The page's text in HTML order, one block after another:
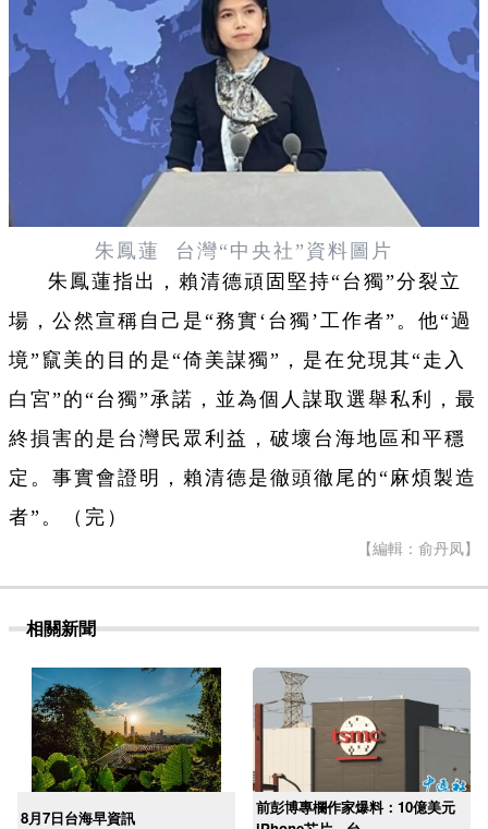
朱鳳蓮 台灣“中央社”資料圖片
朱鳳蓮指出，賴清德頑固堅持“台獨”分裂立
場，公然宣稱自己是“務實‘台獨’工作者”。他“過
境”竄美的目的是“倚美謀獨”，是在兌現其“走入
白宮”的“台獨”承諾，並為個人謀取選舉私利，最
終損害的是台灣民眾利益，破壞台海地區和平穩
定。事實會證明，賴清德是徹頭徹尾的“麻煩製造
者”。（完）
【編輯：俞丹凤】
相關新聞
8月7日台海早資訊
前彭博專欄作家爆料：10億美元